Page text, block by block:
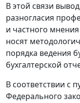
В этой связи
разногласия
и частного
носят
порядка ведения
бухгалтерской
В соответствии с
Федерального